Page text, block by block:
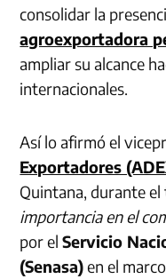
consolidar la
agroexportadora
ampliar su alcance
internacionales.
Así lo afirmó el
Exportadores
Quintana, durante el
importancia en el
por elServicio
(Senasa)en el